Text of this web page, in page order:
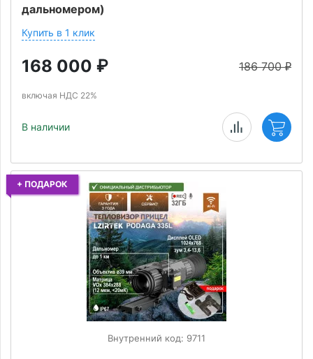
дальномером)
Купить в 1 клик
186 700₽
168 000 ₽
включая НДС 22%
В наличии
+ ПОДАРОК
Внутренний код: 9711